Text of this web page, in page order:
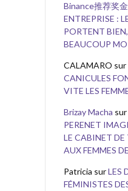
Binance推荐奖金
ENTREPRISE :
PORTENT
BEAUCOUP
CALAMARO sur
CANICULES
VITE LES
Brizay Macha sur
PERENET
LE CABINET
AUX FEMMES
Patricia surLES
FÉMINISTES